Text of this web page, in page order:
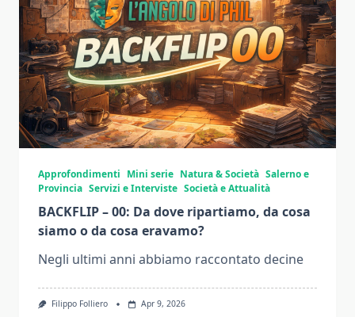
Approfondimenti Mini serie Natura & Società Salerno e
Provincia Servizi e Interviste Società e Attualità
BACKFLIP – 00: Da dove ripartiamo, da cosa
siamo o da cosa eravamo?
Negli ultimi anni abbiamo raccontato decine
Filippo Folliero Apr 9, 2026